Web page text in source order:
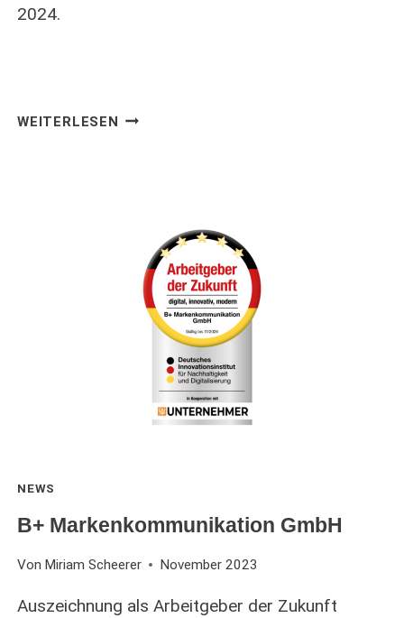
2024.
WEITERLESEN B+
NEWS
B+ Markenkommunikation GmbH
Von Miriam Scheerer November 2023
Auszeichnung als Arbeitgeber der Zukunft